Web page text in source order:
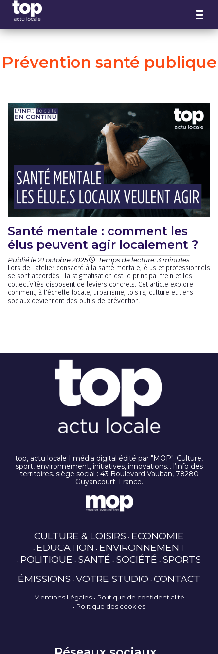
Prévention santé publique
Santé mentale : comment les
élus peuvent agir localement ?
Publié le 21 octobre 2025 Temps de lecture: 3 minutes
Lors de l’atelier consacré à la santé mentale, élus et professionnels
se sont accordés : la stigmatisation est le principal frein et les
collectivités disposent de leviers concrets. Cet article explore
comment, à l’échelle locale, urbanisme, loisirs, culture et liens
sociaux deviennent des outils de prévention.
top, actu locale I média digital édité par "MOP". Culture,
sport, environnement, initiatives, innovations… l’info des
territoires. siège social : 43 Boulevard Vauban, 78280
Guyancourt. France.
CULTURE & LOISIRS ECONOMIE
EDUCATION ENVIRONNEMENT
POLITIQUE SANTÉ SOCIÉTÉ SPORTS
ÉMISSIONS VOTRE STUDIO CONTACT
Mentions Légales
Politique de confidentialité
Politique des cookies
Panneau de gestion des cookies